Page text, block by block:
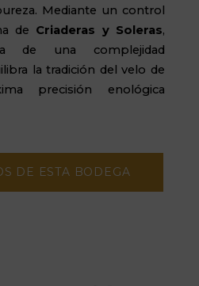
Mediante un control
de Criaderas y Soleras,
de una complejidad
la tradición del velo de
precisión enológica
DE ESTA BODEGA